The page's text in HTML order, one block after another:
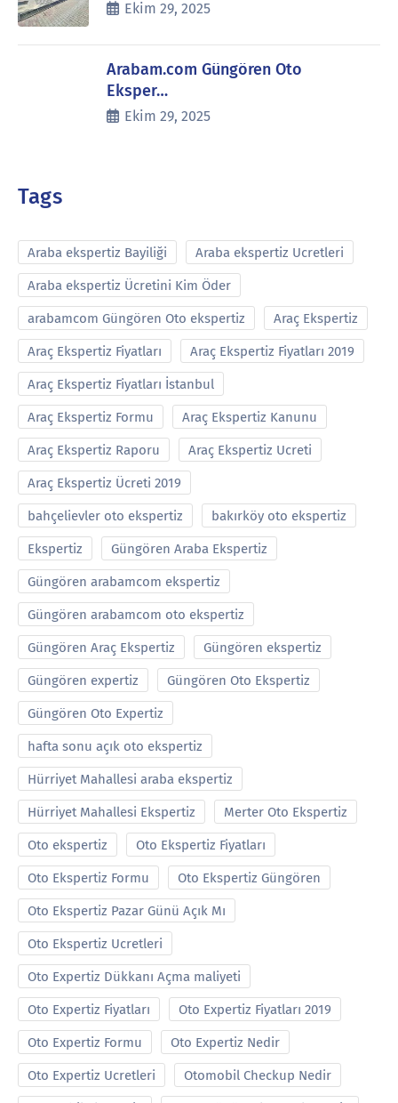
Ekim 29, 2025
Arabam.com Güngören Oto
Eksper…
Ekim 29, 2025
Tags
Araba ekspertiz Bayiliği Araba ekspertiz Ucretleri
Araba ekspertiz Ücretini Kim Öder
arabamcom Güngören Oto ekspertiz Araç Ekspertiz
Araç Ekspertiz Fiyatları Araç Ekspertiz Fiyatları 2019
Araç Ekspertiz Fiyatları İstanbul
Araç Ekspertiz Formu Araç Ekspertiz Kanunu
Araç Ekspertiz Raporu Araç Ekspertiz Ucreti
Araç Ekspertiz Ücreti 2019
bahçelievler oto ekspertiz bakırköy oto ekspertiz
Ekspertiz Güngören Araba Ekspertiz
Güngören arabamcom ekspertiz
Güngören arabamcom oto ekspertiz
Güngören Araç Ekspertiz Güngören ekspertiz
Güngören expertiz Güngören Oto Ekspertiz
Güngören Oto Expertiz
hafta sonu açık oto ekspertiz
Hürriyet Mahallesi araba ekspertiz
Hürriyet Mahallesi Ekspertiz Merter Oto Ekspertiz
Oto ekspertiz Oto Ekspertiz Fiyatları
Oto Ekspertiz Formu Oto Ekspertiz Güngören
Oto Ekspertiz Pazar Günü Açık Mı
Oto Ekspertiz Ucretleri
Oto Expertiz Dükkanı Açma maliyeti
Oto Expertiz Fiyatları Oto Expertiz Fiyatları 2019
Oto Expertiz Formu Oto Expertiz Nedir
Oto Expertiz Ucretleri Otomobil Checkup Nedir